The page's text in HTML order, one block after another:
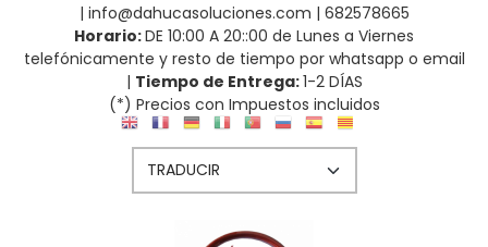
| info@dahucasoluciones.com | 682578665
Horario:DE 10:00 A 20::00 de Lunes a Viernes
telefónicamente y resto de tiempo por whatsapp o email
| Tiempo de Entrega:1-2 DÍAS
(*) Precios con Impuestos incluidos